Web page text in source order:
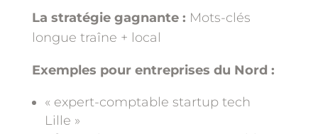
La stratégie gagnante : Mots-clés
longue traîne + local
Exemples pour entreprises du Nord :
« expert-comptable startup tech
Lille »